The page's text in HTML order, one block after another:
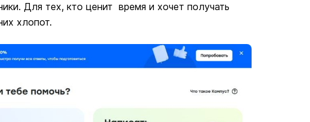
Для тех, кто ценит время и хочет получать
хлопот.